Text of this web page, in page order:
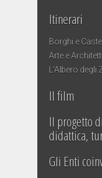
Itinerari
Borghi e
Arte e
L’Albero
Il film
Il progetto
didattica,
Gli Enti